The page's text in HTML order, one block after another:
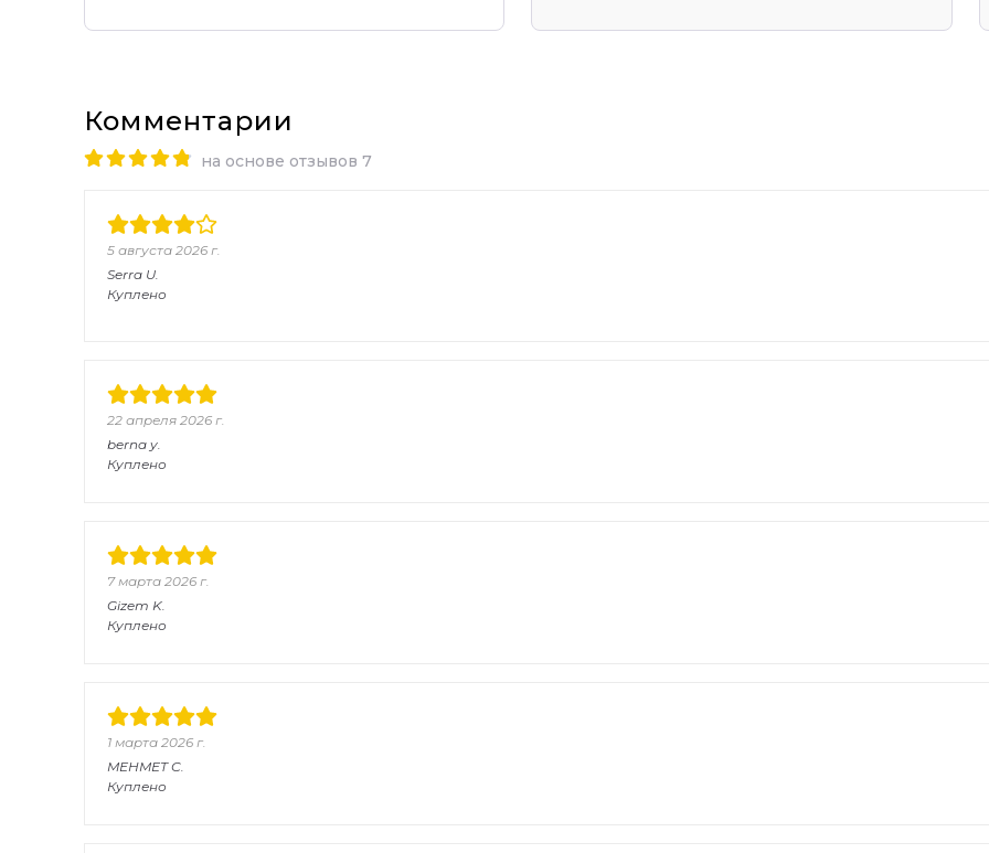
Комментарии
на основе отзывов 7
5 августа 2026 г.
Serra U.
Куплено
22 апреля 2026 г.
berna y.
Куплено
7 марта 2026 г.
Gizem K.
Куплено
1 марта 2026 г.
MEHMET C.
Куплено